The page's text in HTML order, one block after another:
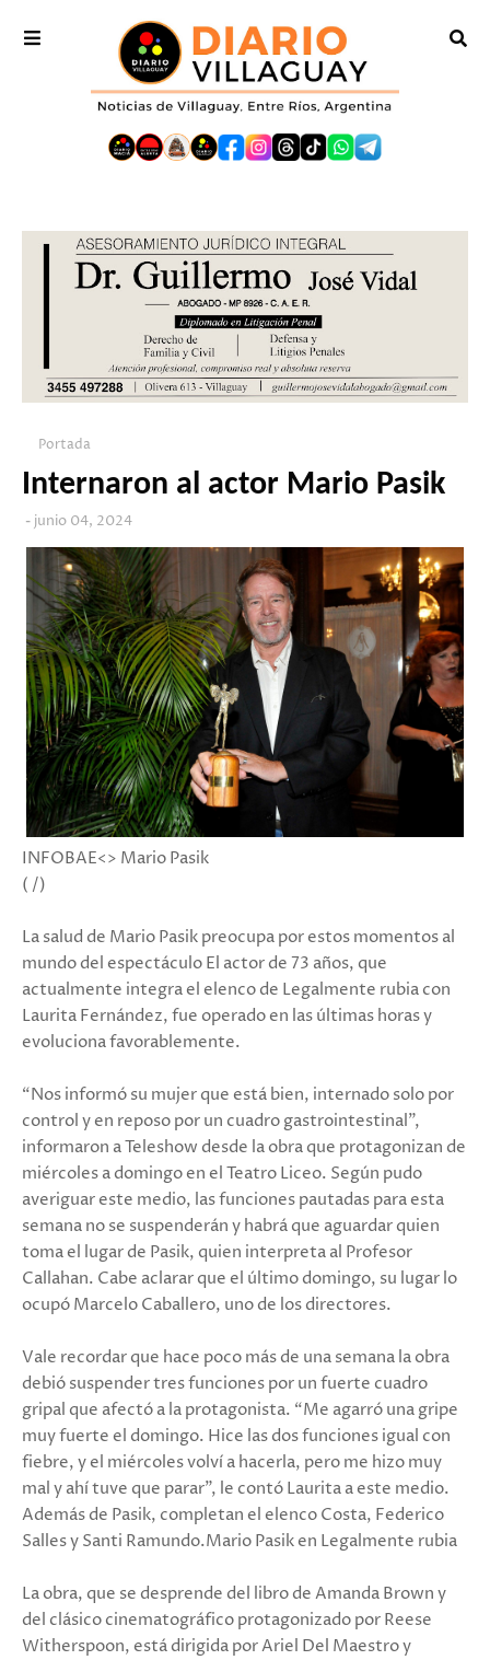
Portada
Internaron al actor Mario Pasik
junio 04, 2024
INFOBAE<> Mario Pasik
( /)
La salud de Mario Pasik preocupa por estos momentos al
mundo del espectáculo El actor de 73 años, que
actualmente integra el elenco de Legalmente rubia con
Laurita Fernández, fue operado en las últimas horas y
evoluciona favorablemente.
“Nos informó su mujer que está bien, internado solo por
control y en reposo por un cuadro gastrointestinal”,
informaron a Teleshow desde la obra que protagonizan de
miércoles a domingo en el Teatro Liceo. Según pudo
averiguar este medio, las funciones pautadas para esta
semana no se suspenderán y habrá que aguardar quien
toma el lugar de Pasik, quien interpreta al Profesor
Callahan. Cabe aclarar que el último domingo, su lugar lo
ocupó Marcelo Caballero, uno de los directores.
Vale recordar que hace poco más de una semana la obra
debió suspender tres funciones por un fuerte cuadro
gripal que afectó a la protagonista. “Me agarró una gripe
muy fuerte el domingo. Hice las dos funciones igual con
fiebre, y el miércoles volví a hacerla, pero me hizo muy
mal y ahí tuve que parar”, le contó Laurita a este medio.
Además de Pasik, completan el elenco Costa, Federico
Salles y Santi Ramundo.Mario Pasik en Legalmente rubia
La obra, que se desprende del libro de Amanda Brown y
del clásico cinematográfico protagonizado por Reese
Witherspoon, está dirigida por Ariel Del Maestro y